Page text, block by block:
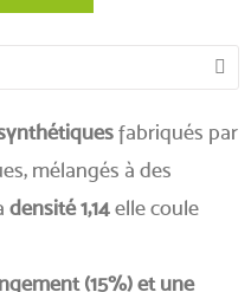
fabriqués par
mélangés à des
densité 1,14elle coule
(15%) et une